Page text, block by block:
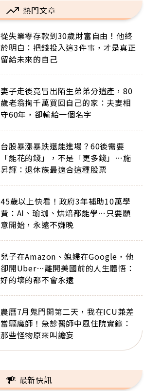
熱門文章
從失業零存款到30歲財富自由！他終
於明白：把錢投入這3件事，才是真正
留給未來的自己
妻子走後竟冒出陌生弟弟分遺產，80
歲老翁掏千萬買回自己的家：夫妻相
守60年，卻輸給一個名字
台股暴漲暴跌還能進場？60後需要
「能花的錢」，不是「更多錢」…施
昇輝：退休族最適合這種股票
45歲以上快看！政府3年補助10萬學
費：AI、瑜珈、烘焙都能學…只要願
意開始，永遠不嫌晚
兒子在Amazon、媳婦在Google，他
卻開Uber…離開美國前的人生體悟：
好的壞的都不會永遠
農曆7月鬼門開第二天，我在ICU兼差
當驅魔師！急診醫師中風住院實錄：
那些怪物原來叫譫妄
最新快訊